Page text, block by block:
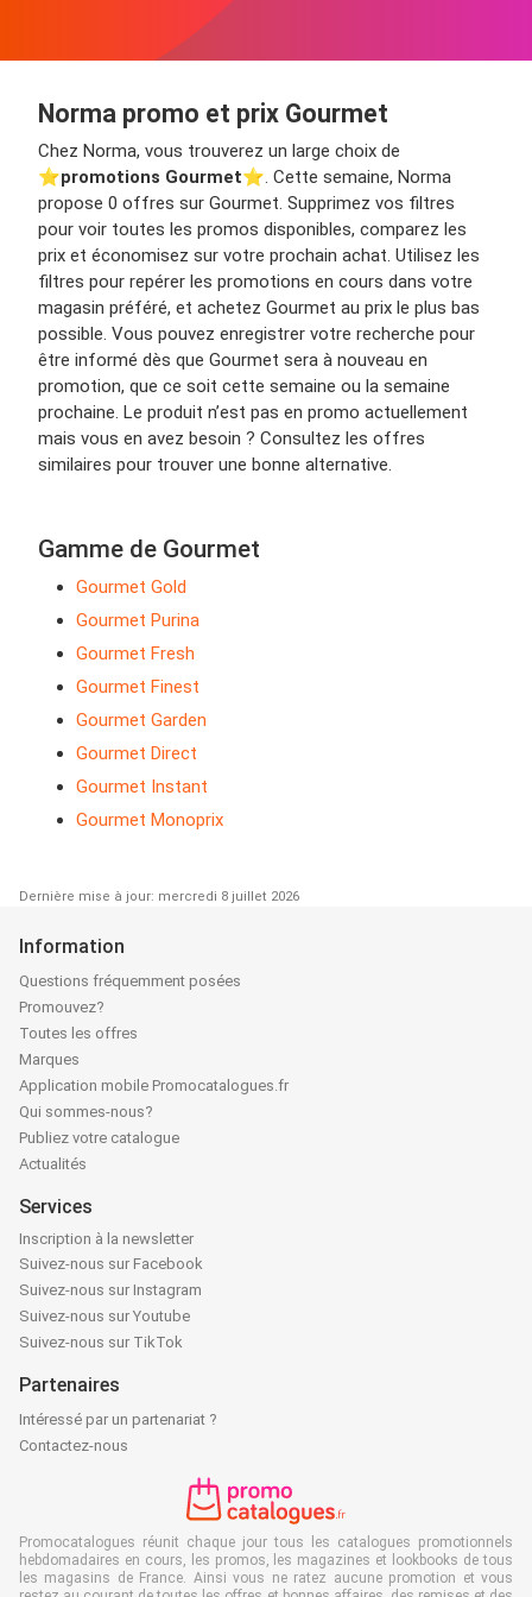
Norma promo et prix Gourmet
Chez Norma, vous trouverez un large choix de
⭐️promotions Gourmet⭐️. Cette semaine, Norma
propose 0 offres sur Gourmet. Supprimez vos filtres
pour voir toutes les promos disponibles, comparez les
prix et économisez sur votre prochain achat. Utilisez les
filtres pour repérer les promotions en cours dans votre
magasin préféré, et achetez Gourmet au prix le plus bas
possible. Vous pouvez enregistrer votre recherche pour
être informé dès que Gourmet sera à nouveau en
promotion, que ce soit cette semaine ou la semaine
prochaine. Le produit n’est pas en promo actuellement
mais vous en avez besoin ? Consultez les offres
similaires pour trouver une bonne alternative.
Gamme de Gourmet
Gourmet Gold
Gourmet Purina
Gourmet Fresh
Gourmet Finest
Gourmet Garden
Gourmet Direct
Gourmet Instant
Gourmet Monoprix
Dernière mise à jour: mercredi 8 juillet 2026
Information
Questions fréquemment posées
Promouvez?
Toutes les offres
Marques
Application mobile Promocatalogues.fr
Qui sommes-nous?
Publiez votre catalogue
Actualités
Services
Inscription à la newsletter
Suivez-nous sur Facebook
Suivez-nous sur Instagram
Suivez-nous sur Youtube
Suivez-nous sur TikTok
Partenaires
Intéressé par un partenariat ?
Contactez-nous
Promocatalogues réunit chaque jour tous les catalogues promotionnels
hebdomadaires en cours, les promos, les magazines et lookbooks de tous
les magasins de France. Ainsi vous ne ratez aucune promotion et vous